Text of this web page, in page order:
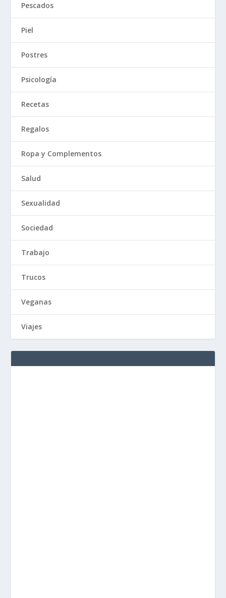
Pescados
Piel
Postres
Psicología
Recetas
Regalos
Ropa y Complementos
Salud
Sexualidad
Sociedad
Trabajo
Trucos
Veganas
Viajes